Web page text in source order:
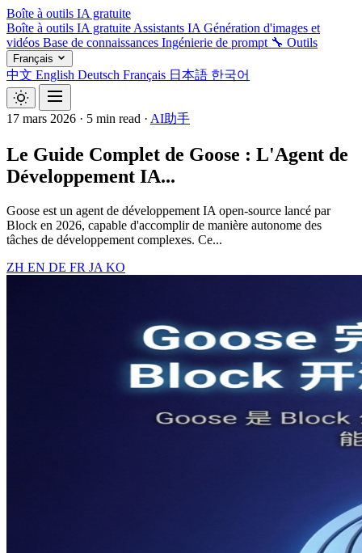
Boîte à outils IA gratuite
Boîte à outils IA gratuite Assistants IA Génération d'images et
vidéos Base de connaissances Ingénierie de prompt 🔧 Outils
Français
中文 English Deutsch Français 日本語 한국어
17 mars 2026 · 5 min read · AI助手
Le Guide Complet de Goose : L'Agent de
Développement IA...
Goose est un agent de développement IA open-source lancé par
Block en 2026, capable d'accomplir de manière autonome des
tâches de développement complexes. Ce...
ZH EN DE FR JA KO